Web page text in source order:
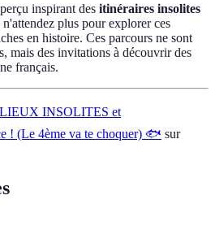
inspirant des itinéraires insolites
plus pour explorer ces
en histoire. Ces parcours ne sont
mais des invitations à découvrir des
français.
INSOLITES et
! (Le 4ème va te choquer) 🐟 sur